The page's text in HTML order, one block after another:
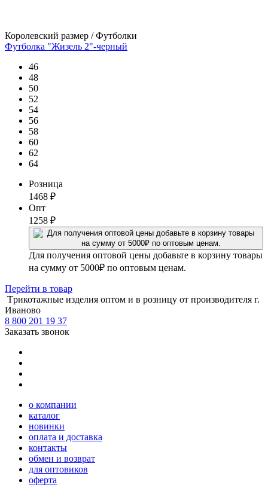
Королевский размер / Футболки
Футболка "Жизель 2"-черный
46
48
50
52
54
56
58
60
62
64
Розница
1468 ₽
Опт
1258 ₽
Для получения оптовой цены добавьте в корзину товары
на сумму от 5000₽ по оптовым ценам.
Перейти в товар
Tрикотажные изделия оптом и в розницу от производителя г.
Иваново
8 800 201 19 37
Заказать звонок
о компании
каталог
новинки
оплата и доставка
контакты
обмен и возврат
для оптовиков
оферта